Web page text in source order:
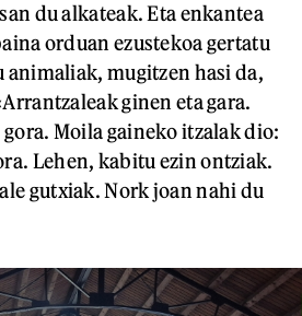
du alkateak. Eta enkantea
orduan ezustekoa gertatu
mugitzen hasi da,
ginen eta gara.
Moila gaineko itzalak dio:
Lehen, kabitu ezin ontziak.
gutxiak. Nork joan nahi du